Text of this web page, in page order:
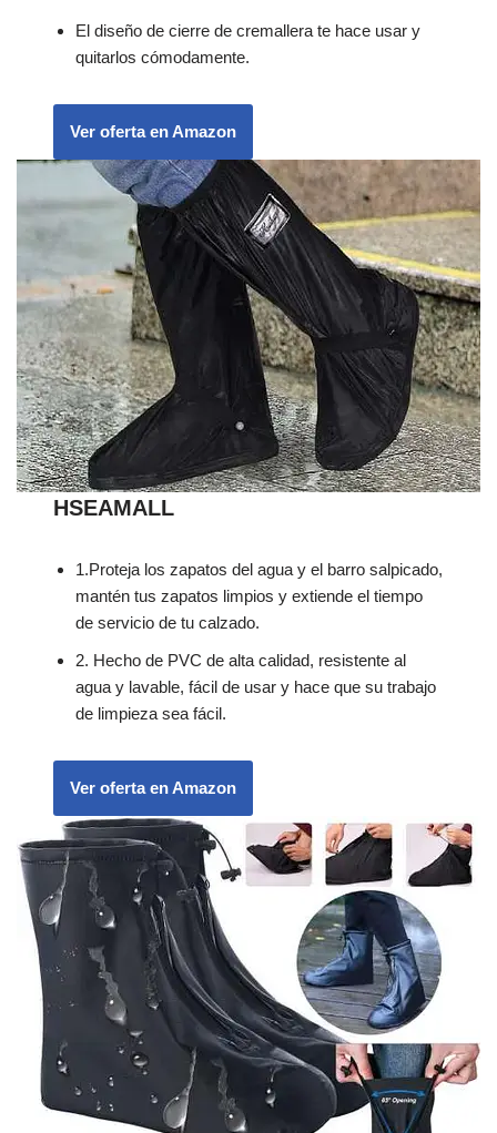
El diseño de cierre de cremallera te hace usar y
quitarlos cómodamente.
Ver oferta en Amazon
HSEAMALL
1.Proteja los zapatos del agua y el barro salpicado,
mantén tus zapatos limpios y extiende el tiempo
de servicio de tu calzado.
2. Hecho de PVC de alta calidad, resistente al
agua y lavable, fácil de usar y hace que su trabajo
de limpieza sea fácil.
Ver oferta en Amazon